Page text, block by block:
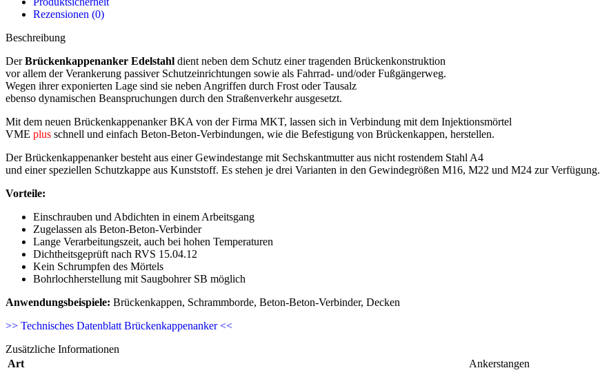
Rezensionen (0)
Beschreibung
DerBrückenkappenanker Edelstahl dient neben dem Schutz einer tragenden Brückenkonstruktion
vor allem der Verankerung passiver Schutzeinrichtungen sowie als Fahrrad- und/oder Fußgängerweg.
Wegen ihrer exponierten Lage sind sie neben Angriffen durch Frost oder Tausalz
ebenso dynamischen Beanspruchungen durch den Straßenverkehr ausgesetzt.
Mit dem neuen Brückenkappenanker BKA von der Firma MKT, lassen sich in Verbindung mit dem Injektionsmörtel
VME plus schnell und einfach Beton-Beton-Verbindungen, wie die Befestigung von Brückenkappen, herstellen.
Der Brückenkappenanker besteht aus einer Gewindestange mit Sechskantmutter aus nicht rostendem Stahl A4
und einer speziellen Schutzkappe aus Kunststoff. Es stehen je drei Varianten in den Gewindegrößen M16, M22 und M24 zur Verfügung.
Vorteile:
Einschrauben und Abdichten in einem Arbeitsgang
Zugelassen als Beton-Beton-Verbinder
Lange Verarbeitungszeit, auch bei hohen Temperaturen
Dichtheitsgeprüft nach RVS 15.04.12
Kein Schrumpfen des Mörtels
Bohrlochherstellung mit Saugbohrer SB möglich
Anwendungsbeispiele: Brückenkappen, Schrammborde, Beton-Beton-Verbinder, Decken
>> Technisches Datenblatt Brückenkappenanker <<
Zusätzliche Informationen
Art
Ankerstangen